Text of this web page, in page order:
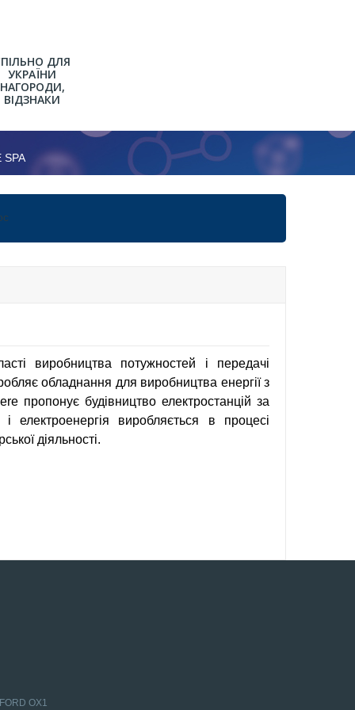
ДЛЯ
УКРАЇНИ
НАГОРОДИ,
ВІДЗНАКИ
SPA
виробництва потужностей і передачі
обладнання для виробництва енергії з
пропонує будівництво електростанцій за
електроенергія виробляється в процесі
діяльності.
OX1